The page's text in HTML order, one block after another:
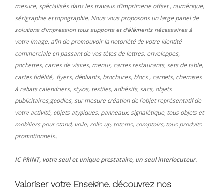
mesure, spécialisés dans les travaux d’imprimerie offset , numérique,
sérigraphie et topographie. Nous vous proposons un large panel de
solutions d’impression tous supports et d’éléments nécessaires à
votre image, afin de promouvoir la notoriété de votre identité
commerciale en passant de vos tètes de lettres, enveloppes,
pochettes, cartes de visites, menus, cartes restaurants, sets de table,
cartes fidélité, flyers, dépliants, brochures, blocs , carnets, chemises
à rabats calendriers, stylos, textiles, adhésifs, sacs, objets
publicitaires,goodies, sur mesure création de l’objet représentatif de
votre activité, objets atypiques, panneaux, signalétique, tous objets et
mobiliers pour stand, voile, rolls-up, totems, comptoirs, tous produits
promotionnels..
IC PRINT, votre seul et unique prestataire, un seul interlocuteur.
Valoriser votre Enseigne, découvrez nos